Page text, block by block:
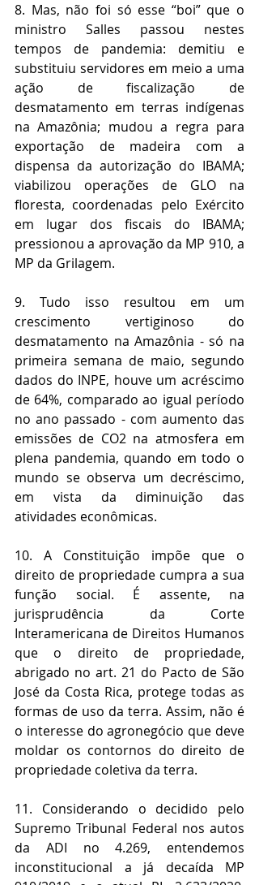
8. Mas, não foi só esse “boi” que o
ministro Salles passou nestes
tempos de pandemia: demitiu e
substituiu servidores em meio a uma
ação de fiscalização de
desmatamento em terras indígenas
na Amazônia; mudou a regra para
exportação de madeira com a
dispensa da autorização do IBAMA;
viabilizou operações de GLO na
floresta, coordenadas pelo Exército
em lugar dos fiscais do IBAMA;
pressionou a aprovação da MP 910, a
MP da Grilagem.
9. Tudo isso resultou em um
crescimento vertiginoso do
desmatamento na Amazônia - só na
primeira semana de maio, segundo
dados do INPE, houve um acréscimo
de 64%, comparado ao igual período
no ano passado - com aumento das
emissões de CO2 na atmosfera em
plena pandemia, quando em todo o
mundo se observa um decréscimo,
em vista da diminuição das
atividades econômicas.
10. A Constituição impõe que o
direito de propriedade cumpra a sua
função social. É assente, na
jurisprudência da Corte
Interamericana de Direitos Humanos
que o direito de propriedade,
abrigado no art. 21 do Pacto de São
José da Costa Rica, protege todas as
formas de uso da terra. Assim, não é
o interesse do agronegócio que deve
moldar os contornos do direito de
propriedade coletiva da terra.
11. Considerando o decidido pelo
Supremo Tribunal Federal nos autos
da ADI no 4.269, entendemos
inconstitucional a já decaída MP